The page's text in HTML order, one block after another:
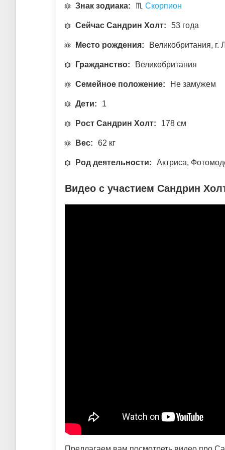
Знак зодиака: ♏ Скорпион
Сейчас Сандрин Холт: 53 года
Место рождения: Великобритания, г.
Гражданство: Великобритания
Семейное положение: Не замужем
Дети: 1
Рост Сандрин Холт: 178 см
Вес: 62 кг
Род деятельности: Актриса,
Видео с участием Сандрин